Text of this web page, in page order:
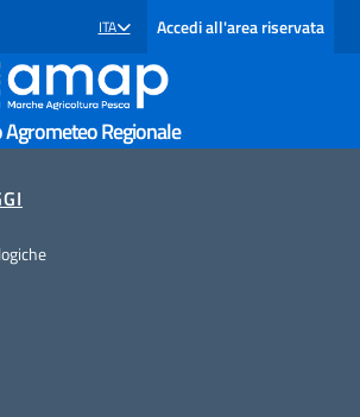
SELEZIONE LINGUA: LINGUA SELEZIONATA
ITA Accedi all'area riservata
Agrometeo Regionale